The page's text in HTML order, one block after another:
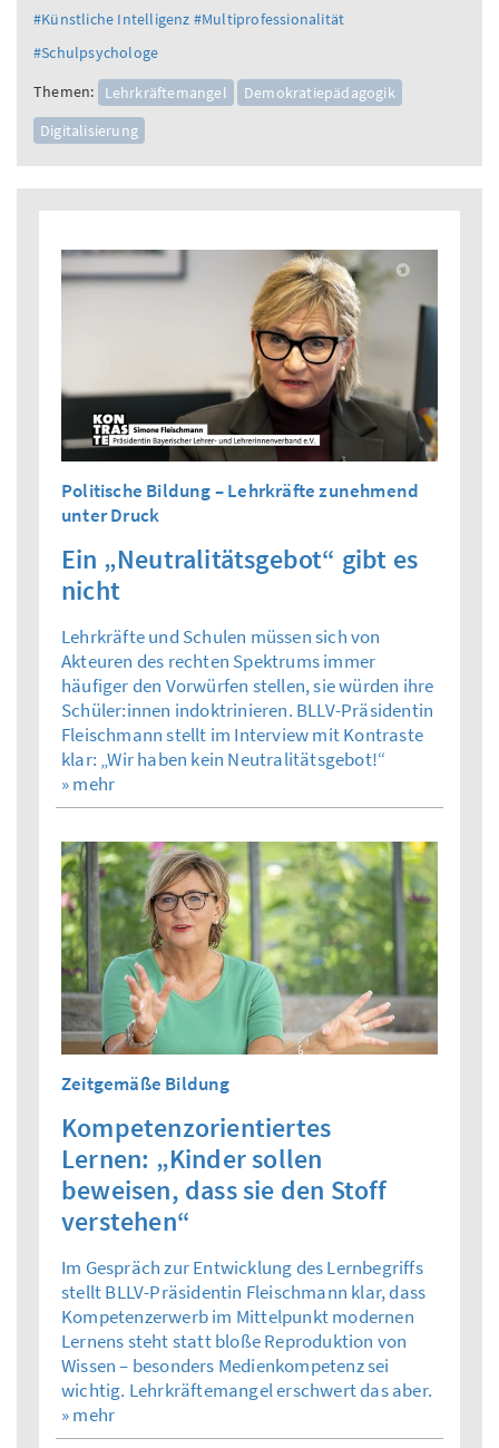
#Künstliche Intelligenz #Multiprofessionalität
#Schulpsychologe
Themen:
Lehrkräftemangel
Demokratiepädagogik
Digitalisierung
Politische Bildung – Lehrkräfte zunehmend
unter Druck
Ein „Neutralitätsgebot“ gibt es
nicht
Lehrkräfte und Schulen müssen sich von
Akteuren des rechten Spektrums immer
häufiger den Vorwürfen stellen, sie würden ihre
Schüler:innen indoktrinieren. BLLV-Präsidentin
Fleischmann stellt im Interview mit Kontraste
klar: „Wir haben kein Neutralitätsgebot!“
» mehr
Zeitgemäße Bildung
Kompetenzorientiertes
Lernen: „Kinder sollen
beweisen, dass sie den Stoff
verstehen“
Im Gespräch zur Entwicklung des Lernbegriffs
stellt BLLV-Präsidentin Fleischmann klar, dass
Kompetenzerwerb im Mittelpunkt modernen
Lernens steht statt bloße Reproduktion von
Wissen – besonders Medienkompetenz sei
wichtig. Lehrkräftemangel erschwert das aber.
» mehr